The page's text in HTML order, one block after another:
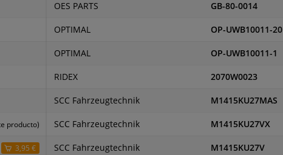
producto)
3,95 €
OES PARTS GB-80-0014
OPTIMAL OP-UWB10011-20
OPTIMAL OP-UWB10011-1
RIDEX 2070W0023
SCC Fahrzeugtechnik M1415KU27MAS
SCC Fahrzeugtechnik M1415KU27VX
SCC Fahrzeugtechnik M1415KU27V